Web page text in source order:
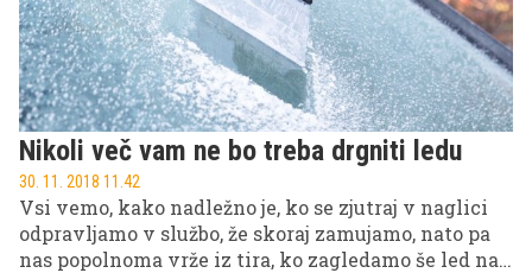
Nikoli več vam ne bo treba drgniti ledu
30. 11. 2018 11.42
Vsi vemo, kako nadležno je, ko se zjutraj v naglici
odpravljamo v službo, že skoraj zamujamo, nato pa
nas popolnoma vrže iz tira, ko zagledamo še led na